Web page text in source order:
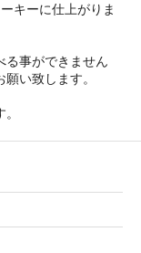
キーに仕上がりま
る事ができません
い致します。